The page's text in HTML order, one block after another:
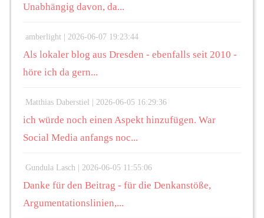
Unabhängig davon, da...
amberlight | 2026-06-07 19:23:44
Als lokaler blog aus Dresden - ebenfalls seit 2010 -
höre ich da gern...
Matthias Daberstiel | 2026-06-05 16:29:36
ich würde noch einen Aspekt hinzufügen. War
Social Media anfangs noc...
Gundula Lasch | 2026-06-05 11:55:06
Danke für den Beitrag - für die Denkanstöße,
Argumentationslinien,...